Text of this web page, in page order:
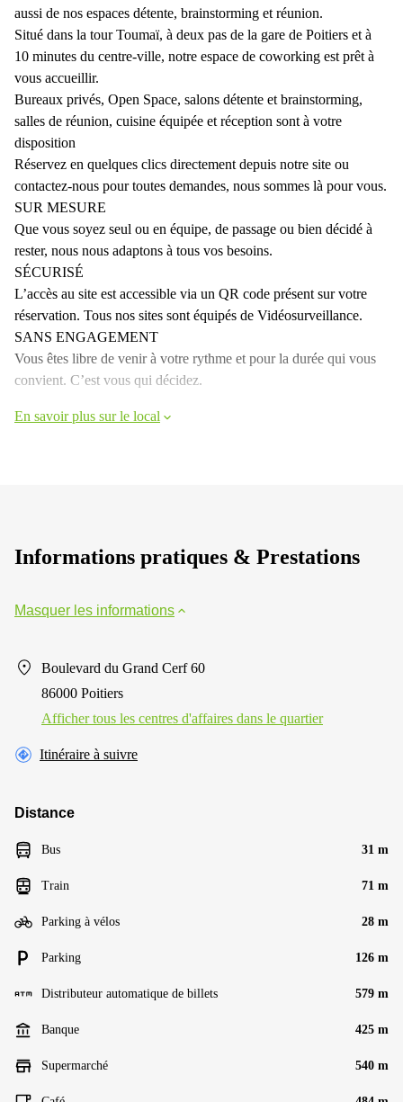
aussi de nos espaces détente, brainstorming et réunion.
Situé dans la tour Toumaï, à deux pas de la gare de Poitiers et à
10 minutes du centre-ville, notre espace de coworking est prêt à
vous accueillir.
Bureaux privés, Open Space, salons détente et brainstorming,
salles de réunion, cuisine équipée et réception sont à votre
disposition
Réservez en quelques clics directement depuis notre site ou
contactez-nous pour toutes demandes, nous sommes là pour vous.
SUR MESURE
Que vous soyez seul ou en équipe, de passage ou bien décidé à
rester, nous nous adaptons à tous vos besoins.
SÉCURISÉ
L’accès au site est accessible via un QR code présent sur votre
réservation. Tous nos sites sont équipés de Vidéosurveillance.
SANS ENGAGEMENT
Vous êtes libre de venir à votre rythme et pour la durée qui vous
convient. C’est vous qui décidez.
En savoir plus sur le local
Informations pratiques & Prestations
Masquer les informations
Boulevard du Grand Cerf 60
86000 Poitiers
Afficher tous les centres d'affaires dans le quartier
Itinéraire à suivre
Distance
Bus 31 m
Train 71 m
Parking à vélos 28 m
Parking 126 m
Distributeur automatique de billets 579 m
Banque 425 m
Supermarché 540 m